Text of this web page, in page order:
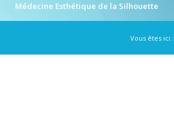
Médecine Esthétique de la Silhouette
Vous êtes ici :